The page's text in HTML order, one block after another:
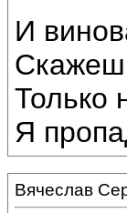
И
Только
Я
Вячеслав